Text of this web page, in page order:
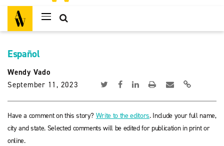
Español
Wendy Vado
September 11, 2023
Have a comment on this story? Write to the editors. Include your full name,
city and state. Selected comments will be edited for publication in print or
online.